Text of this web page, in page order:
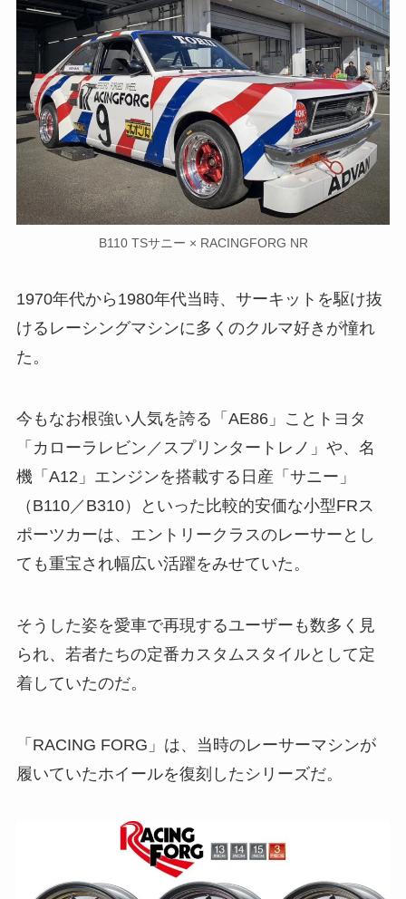
B110 TSサニー × RACINGFORG NR
1970年代から1980年代当時、サーキットを駆け抜
けるレーシングマシンに多くのクルマ好きが憧れ
た。
今もなお根強い人気を誇る「AE86」ことトヨタ
「カローラレビン／スプリンタートレノ」や、名
機「A12」エンジンを搭載する日産「サニー」
（B110／B310）といった比較的安価な小型FRス
ポーツカーは、エントリークラスのレーサーとし
ても重宝され幅広い活躍をみせていた。
そうした姿を愛車で再現するユーザーも数多く見
られ、若者たちの定番カスタムスタイルとして定
着していたのだ。
「RACING FORG」は、当時のレーサーマシンが
履いていたホイールを復刻したシリーズだ。